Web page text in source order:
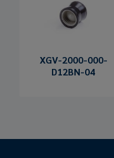
XGV-2000-000-
D12BN-04